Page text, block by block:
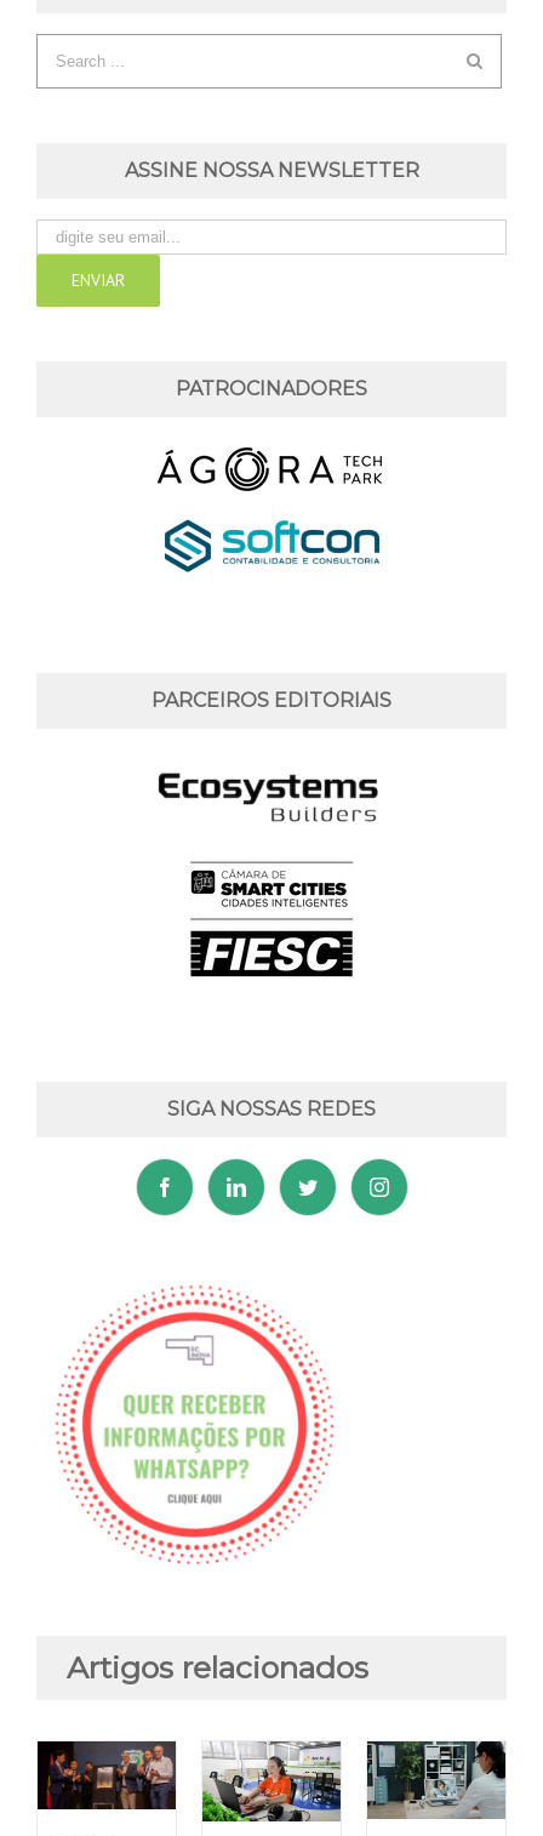
ASSINE NOSSA NEWSLETTER
PATROCINADORES
PARCEIROS EDITORIAIS
SIGA NOSSAS REDES
Artigos relacionados